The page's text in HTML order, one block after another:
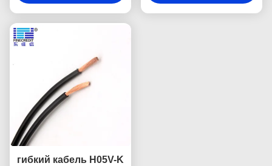
домочадца
400mm обнаженный
гибкий кабель H05V-K